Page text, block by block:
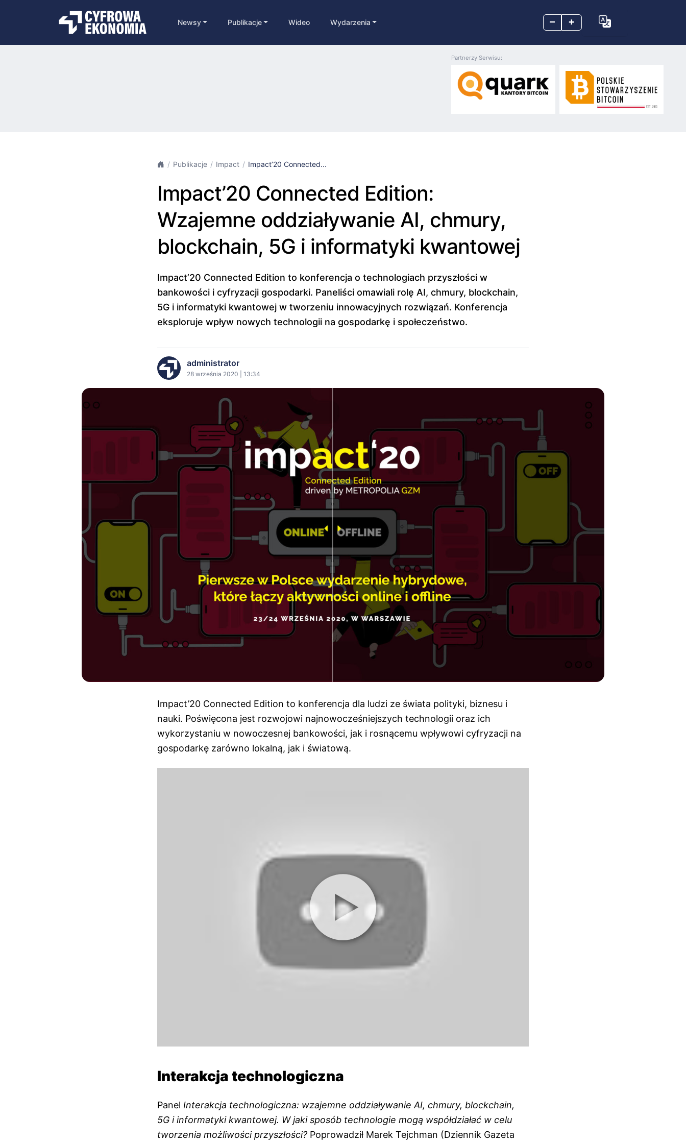
– +
Newsy Publikacje Wideo Wydarzenia
Partnerzy Serwisu:
Publikacje Impact Impact’20 Connected...
Impact’20 Connected Edition:
Wzajemne oddziaływanie AI, chmury,
blockchain, 5G i informatyki kwantowej
Impact’20 Connected Edition to konferencja o technologiach przyszłości w
bankowości i cyfryzacji gospodarki. Paneliści omawiali rolę AI, chmury, blockchain,
5G i informatyki kwantowej w tworzeniu innowacyjnych rozwiązań. Konferencja
eksploruje wpływ nowych technologii na gospodarkę i społeczeństwo.
administrator
28 września 2020 | 13:34
Impact’20 Connected Edition to konferencja dla ludzi ze świata polityki, biznesu i
nauki. Poświęcona jest rozwojowi najnowocześniejszych technologii oraz ich
wykorzystaniu w nowoczesnej bankowości, jak i rosnącemu wpływowi cyfryzacji na
gospodarkę zarówno lokalną, jak i światową.
Interakcja technologiczna
Panel Interakcja technologiczna: wzajemne oddziaływanie AI, chmury, blockchain,
5G i informatyki kwantowej. W jaki sposób technologie mogą współdziałać w celu
tworzenia możliwości przyszłości? Poprowadził Marek Tejchman (Dziennik Gazeta